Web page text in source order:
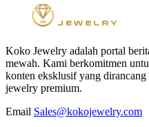
Koko Jewelry adalah portal
mewah. Kami berkomitmen
konten eksklusif yang
jewelry premium.
Email Sales@kokojewelry.com